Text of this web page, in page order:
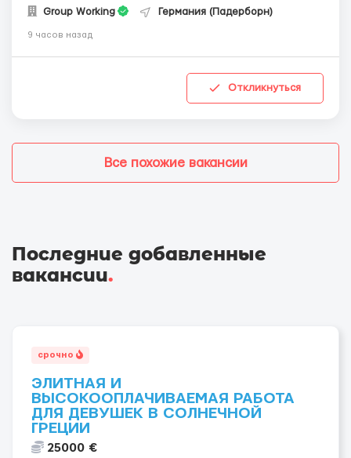
Group Working Германия (Падерборн)
9 часов назад
Откликнуться
Все похожие вакансии
Последние добавленные
вакансии.
срочно
ЭЛИТНАЯ И
ВЫСОКООПЛАЧИВАЕМАЯ РАБОТА
ДЛЯ ДЕВУШЕК В СОЛНЕЧНОЙ
ГРЕЦИИ
25000 €